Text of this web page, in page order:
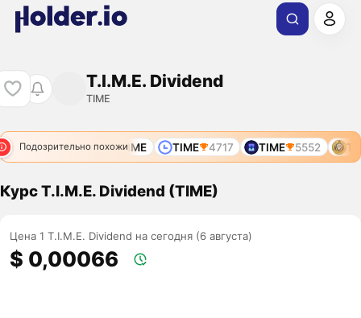
T.I.M.E. Dividend
TIME
Подозрительно похожи
TIME 9932 TIME TIME 4717 TIME 5552
Курс T.I.M.E. Dividend (TIME)
Цена 1 T.I.M.E. Dividend на сегодня (6 августа)
$ 0,00066